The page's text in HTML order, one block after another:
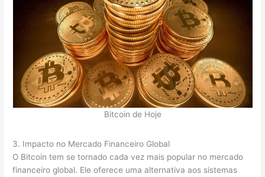
Bitcoin de Hoje
3. Impacto no Mercado Financeiro Global
O Bitcoin tem se tornado cada vez mais popular no mercado
financeiro global. Ele oferece uma alternativa aos sistemas